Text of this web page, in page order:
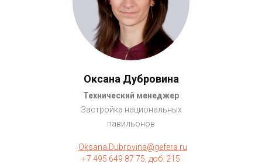
Оксана Дубровина
Технический менеджер
Застройка национальных
павильонов
Oksana.Dubrovina@gefera.ru
+7 495 649 87 75, доб. 215